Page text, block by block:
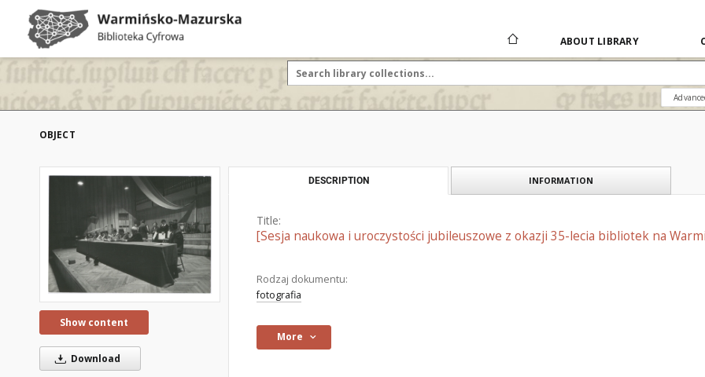
ABOUT LIBRARY
OBJECT
Show content
Download
DESCRIPTION INFORMATION
Title:
[Sesja naukowa i uroczystości jubileuszowe z okazji 35-lecia bibliotek na
Rodzaj dokumentu:
fotografia
More